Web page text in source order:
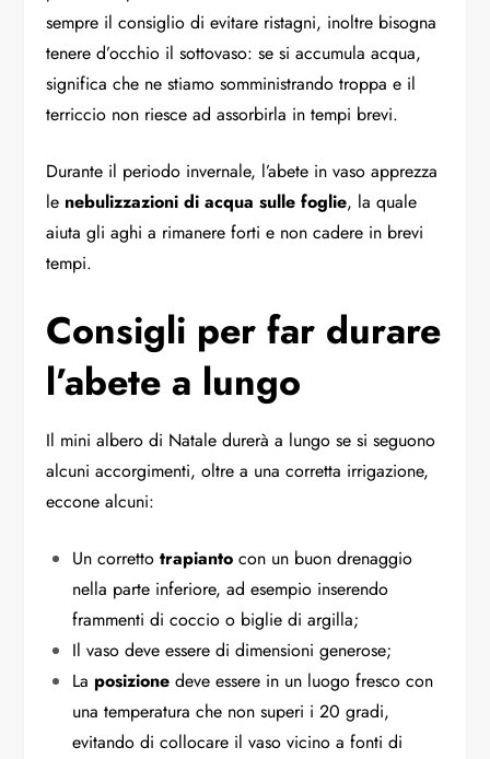
sempre il consiglio di evitare ristagni, inoltre bisogna
tenere d’occhio il sottovaso: se si accumula acqua,
significa che ne stiamo somministrando troppa e il
terriccio non riesce ad assorbirla in tempi brevi.
Durante il periodo invernale, l’abete in vaso apprezza
le nebulizzazioni di acqua sulle foglie, la quale
aiuta gli aghi a rimanere forti e non cadere in brevi
tempi.
Consigli per far durare
l’abete a lungo
Il mini albero di Natale durerà a lungo se si seguono
alcuni accorgimenti, oltre a una corretta irrigazione,
eccone alcuni:
Un correttotrapianto con un buon drenaggio
nella parte inferiore, ad esempio inserendo
frammenti di coccio o biglie di argilla;
Il vaso deve essere di dimensioni generose;
La posizione deve essere in un luogo fresco con
una temperatura che non superi i 20 gradi,
evitando di collocare il vaso vicino a fonti di